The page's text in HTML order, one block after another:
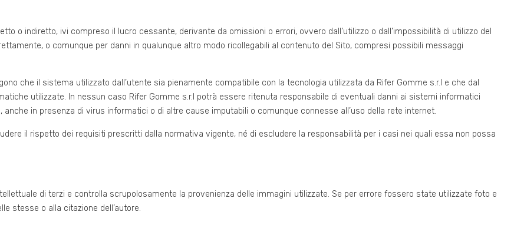
o indiretto, ivi compreso il lucro cessante, derivante da omissioni o errori, ovvero dall’utilizzo o dall’impossibilità di utilizzo del
o comunque per danni in qualunque altro modo ricollegabili al contenuto del Sito, compresi possibili messaggi
che il sistema utilizzato dall’utente sia pienamente compatibile con la tecnologia utilizzata da Rifer Gomme s.r.l e che dal
utilizzate. In nessun caso Rifer Gomme s.r.l potrà essere ritenuta responsabile di eventuali danni ai sistemi informatici
in presenza di virus informatici o di altre cause imputabili o comunque connesse all’uso della rete internet.
il rispetto dei requisiti prescritti dalla normativa vigente, né di escludere la responsabilità per i casi nei quali essa non possa
di terzi e controlla scrupolosamente la provenienza delle immagini utilizzate. Se per errore fossero state utilizzate foto e
stesse o alla citazione dell’autore.